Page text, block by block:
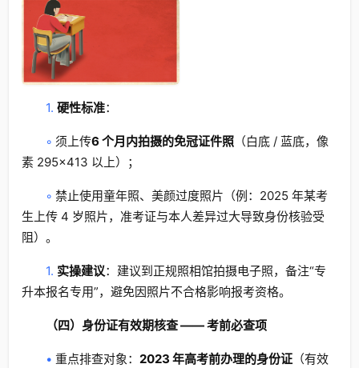
1.硬性标准：
◦ 须上传6 个月内拍摄的免冠证件照 （白底 / 蓝底，像
素 295×413 以上）；
◦禁止使用童年照、美颜过度照片（例：2025 年某考
生上传 4 岁照片，准考证与本人差异过大导致身份核验受
阻）。
1. 实操建议：建议到正规照相馆拍摄电子照，备注“专
升本报名专用”，避免因照片不合格影响报考资格。
（四）身份证有效期核查 —— 考前必查项
•重点排查对象：2023 年高考前办理的身份证 （有效